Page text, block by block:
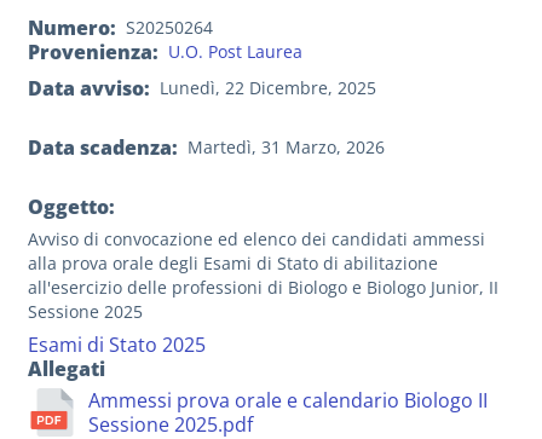
Numero S20250264
Provenienza U.O. Post Laurea
Data avviso Lunedì, 22 Dicembre, 2025
Data scadenza Martedì, 31 Marzo, 2026
Oggetto:
Avviso di convocazione ed elenco dei candidati ammessi
alla prova orale degli Esami di Stato di abilitazione
all'esercizio delle professioni di Biologo e Biologo Junior, II
Sessione 2025
Esami di Stato 2025
Allegati
Ammessi prova orale e calendario Biologo II
Sessione 2025.pdf